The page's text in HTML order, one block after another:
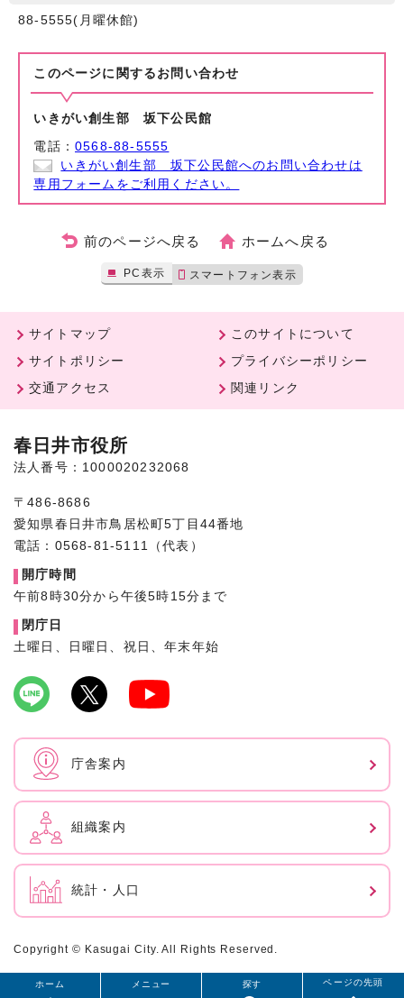
88-5555(月曜休館)
このページに関する お問い合わせ
いきがい創生部 坂下公民館
電話：0568-88-5555
いきがい創生部 坂下公民館へのお問い合わせは
専用フォームをご利用ください。
前のページへ戻る ホームへ戻る
PC表示 スマートフォン表示
メニュー
ホーム 探す ページの先頭
サイトマップ
このサイトについて
サイトポリシー
プライバシーポリシー
交通アクセス
関連リンク
春日井市役所
法人番号：1000020232068
〒486-8686
愛知県春日井市鳥居松町5丁目44番地
電話：0568-81-5111（代表）
開庁時間
午前8時30分から午後5時15分まで
閉庁日
土曜日、日曜日、祝日、年末年始
庁舎案内
組織案内
統計・人口
Copyright © Kasugai City. All Rights Reserved.